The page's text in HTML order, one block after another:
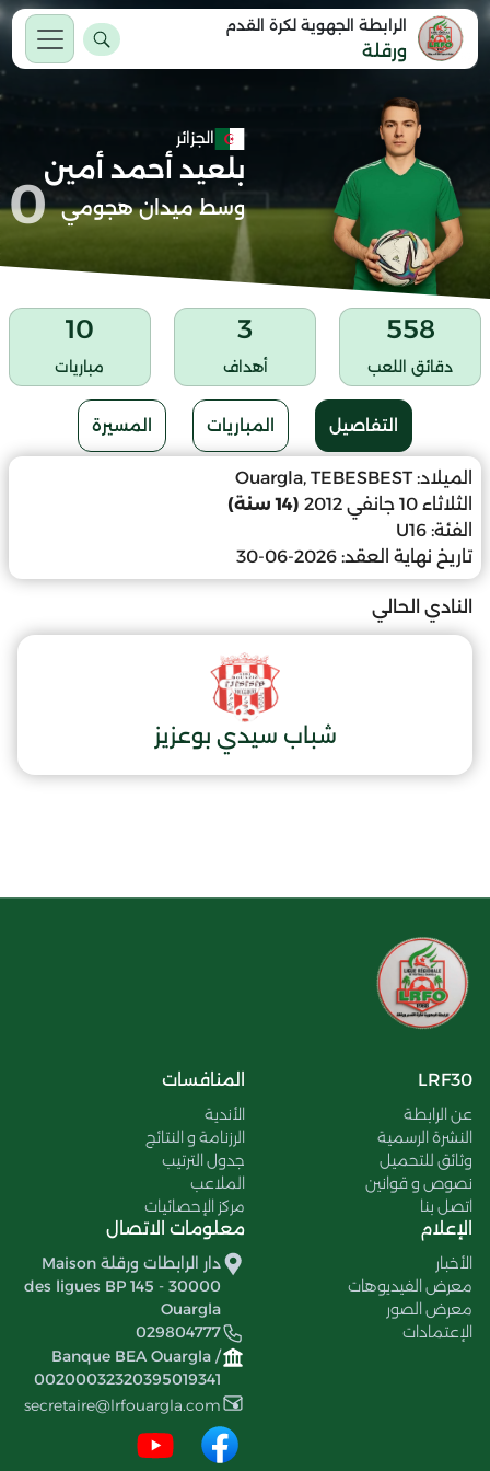
الرابطة الجهوية لكرة القدم
ورقلة
الجزائر
بلعيد أحمد أمين
وسط ميدان هجومي 0
558
دقائق اللعب
3
أهداف
10
مباريات
التفاصيل المباريات المسيرة
الميلاد: Ouargla, TEBESBEST
الثلاثاء 10 جانفي 2012
(14 سنة)
الفئة: U16
تاريخ نهاية العقد: 2026-06-30
النادي الحالي
شباب سيدي بوعزيز
LRF30
عن الرابطة
النشرة الرسمية
وثائق للتحميل
نصوص و قوانين
اتصل بنا
المنافسات
الأندية
الرزنامة و النتائج
جدول الترتيب
الملاعب
مركز الإحصائيات
الإعلام
الأخبار
معرض الفيديوهات
معرض الصور
الإعتمادات
معلومات الاتصال
دار الرابطات ورقلة Maison
des ligues BP 145 - 30000
Ouargla
029804777
Banque BEA Ouargla /
00200032320395019341
secretaire@lrfouargla.com